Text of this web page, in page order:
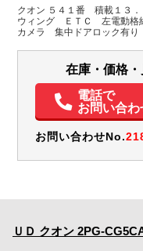
H:2,620
パワステ
電動格納ミラー
ETC バッ
クオン ５４１番 積載１３
ウィング ＥＴＣ 左電動格
カメラ 集中ドアロック有
在庫・価格
電話で
お問い合わ
お問い合わせNo.
ＵＤ クオン 2PG-